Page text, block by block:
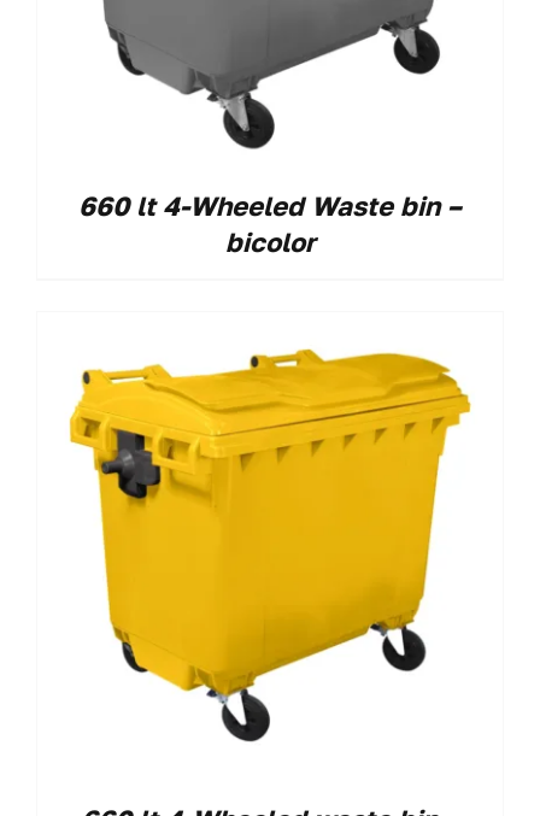
660 lt 4-Wheeled Waste bin –
bicolor